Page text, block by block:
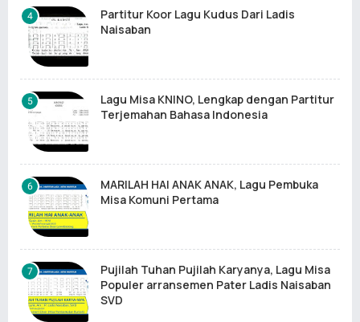
Partitur Koor Lagu Kudus Dari Ladis
Naisaban
Lagu Misa KNINO, Lengkap dengan Partitur
Terjemahan Bahasa Indonesia
MARILAH HAI ANAK ANAK, Lagu Pembuka
Misa Komuni Pertama
Pujilah Tuhan Pujilah Karyanya, Lagu Misa
Populer arransemen Pater Ladis Naisaban
SVD